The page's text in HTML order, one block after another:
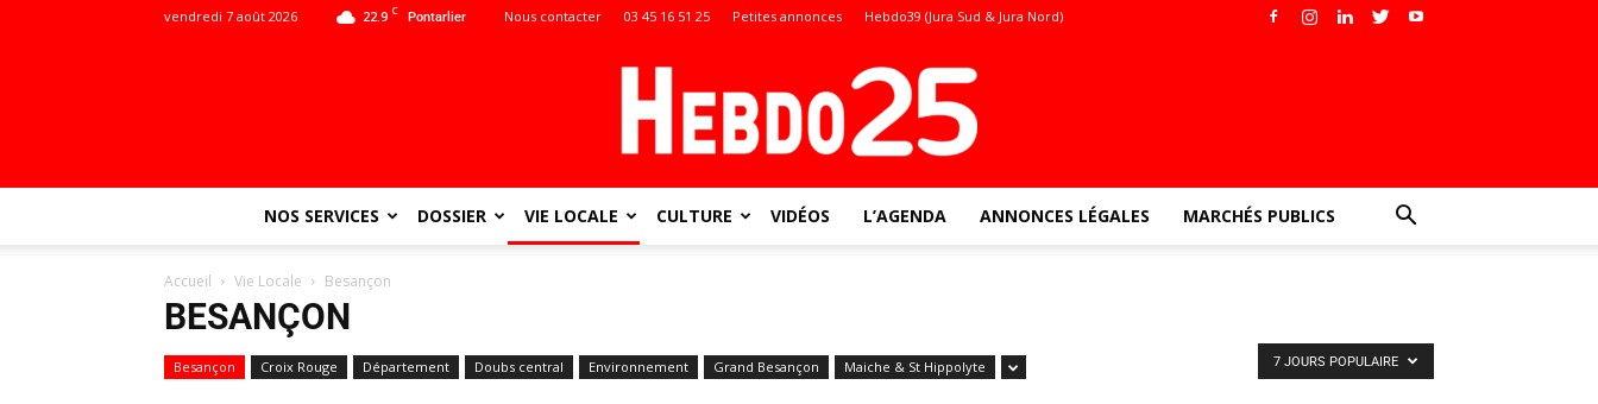
22.9 C Pontarlier
vendredi 7 août 2026 Nous contacter 03 45 16 51 25 Petites annonces Hebdo39 (Jura Sud & Jura Nord)
NOS SERVICES DOSSIER VIE LOCALE CULTURE VIDÉOS L’AGENDA ANNONCES LÉGALES MARCHÉS PUBLICS
Accueil Vie Locale Besançon
BESANÇON
Besançon Croix Rouge Département Doubs central Environnement Grand Besançon Maiche & St Hippolyte 7 JOURS POPULAIRE